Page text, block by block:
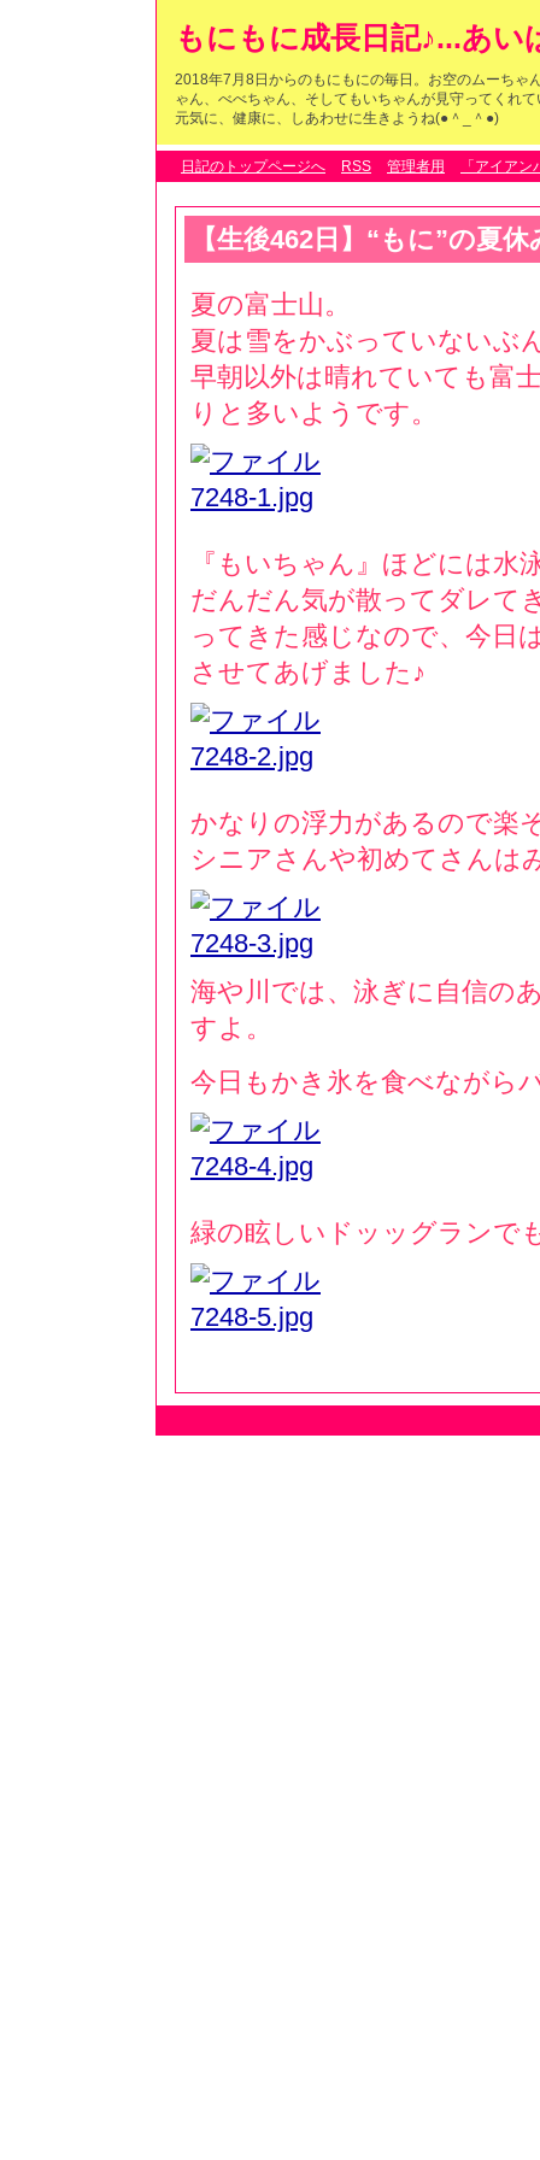
もにもに成長日記♪...あい
2018年7月8日からのもにもにの毎日。お空のムーちゃ
ゃん、べべちゃん、そしてもいちゃんが見守ってくれ
元気に、健康に、しあわせに生きようね(●＾_＾●)
日記のトップページへ RSS 管理者用 「アイア
【生後462日】“もに”の夏休
夏の富士山。
夏は雪をかぶっていないぶ
早朝以外は晴れていても富
りと多いようです。
『もいちゃん』ほどには水
だんだん気が散ってダレて
ってきた感じなので、今日
させてあげました♪
かなりの浮力があるので楽
シニアさんや初めてさんは
海や川では、泳ぎに自信の
すよ。
今日もかき氷を食べながら
緑の眩しいドッッグランで